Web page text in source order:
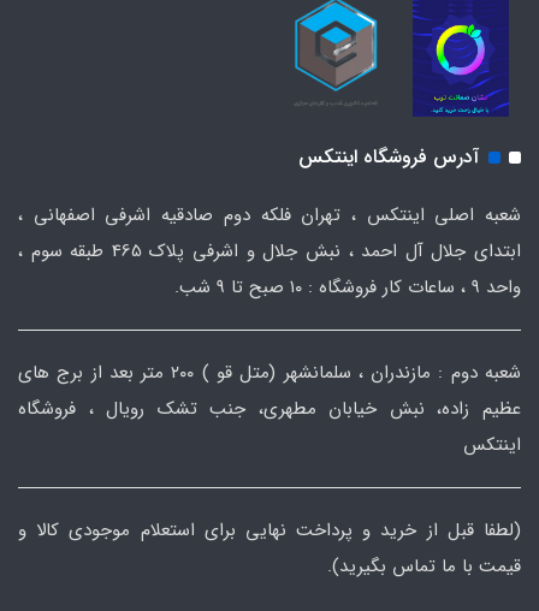
آدرس فروشگاه اینتکس
شعبه اصلی اینتکس ، تهران فلکه دوم صادقیه اشرفی اصفهانی ،
ابتدای جلال آل احمد ، نبش جلال و اشرفی پلاک 465 طبقه سوم ،
واحد ۹ ، ساعات کار فروشگاه : ۱۰ صبح تا ۹ شب.
شعبه دوم : مازندران ، سلمانشهر (متل قو ) ۲۰۰ متر بعد از برج های
عظیم زاده، نبش خیابان مطهری، جنب تشک رویال ، فروشگاه
اینتکس
(لطفا قبل از خرید و پرداخت نهایی برای استعلام موجودی کالا و
قیمت با ما تماس بگیرید).